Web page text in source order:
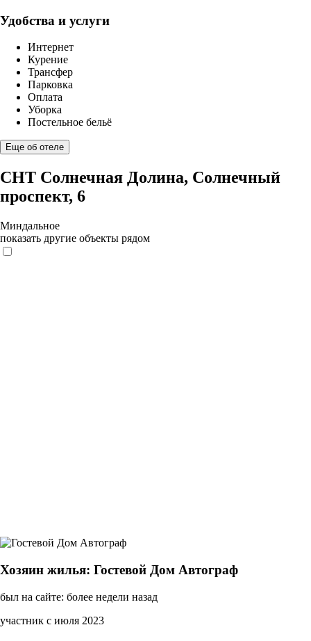
Удобства и услуги
Интернет
Курение
Трансфер
Парковка
Оплата
Уборка
Постельное бельё
Еще об отеле
СНТ Солнечная Долина, Солнечный
проспект, 6
Миндальное
показать другие объекты рядом
Хозяин жилья: Гостевой Дом Автограф
был на сайте: более недели назад
участник с июля 2023